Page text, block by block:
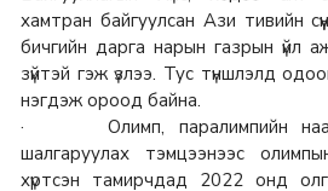
хамтран байгуулсан Ази тивийн
бичгийн дарга нарын газрын үйл
зүйтэй гэж үзлээ. Тус түншлэлд
нэгдэж ороод байна.
· Олимп, паралимпийн
шалгаруулах тэмцээнээс
хүртсэн тамирчдад 2022 онд